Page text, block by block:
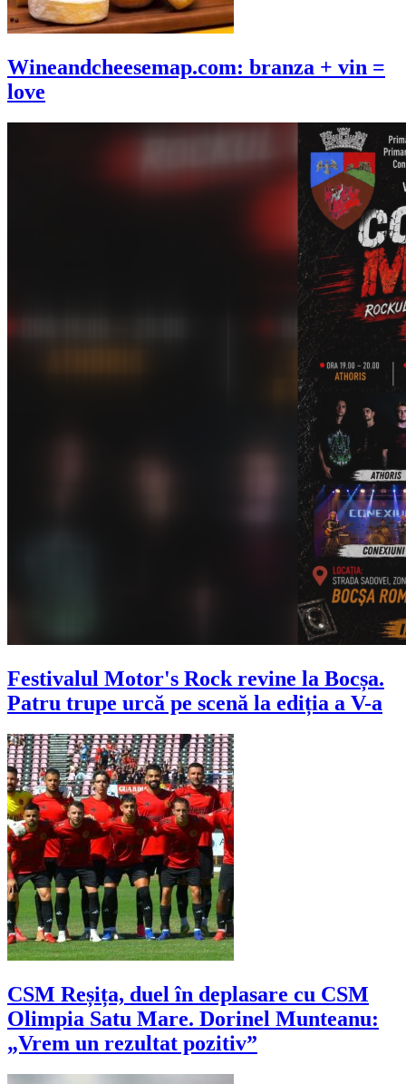
Wineandcheesemap.com: branza + vin =
love
Festivalul Motor's Rock revine la Bocșa.
Patru trupe urcă pe scenă la ediția a V-a
CSM Reșița, duel în deplasare cu CSM
Olimpia Satu Mare. Dorinel Munteanu:
„Vrem un rezultat pozitiv”